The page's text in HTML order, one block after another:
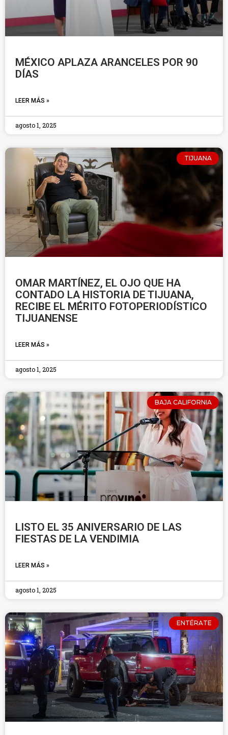
MÉXICO APLAZA ARANCELES POR 90
DÍAS
LEER MÁS »
agosto 1, 2025
TIJUANA
OMAR MARTÍNEZ, EL OJO QUE HA
CONTADO LA HISTORIA DE TIJUANA,
RECIBE EL MÉRITO FOTOPERIODÍSTICO
TIJUANENSE
LEER MÁS »
agosto 1, 2025
BAJA CALIFORNIA
LISTO EL 35 ANIVERSARIO DE LAS
FIESTAS DE LA VENDIMIA
LEER MÁS »
agosto 1, 2025
ENTÉRATE